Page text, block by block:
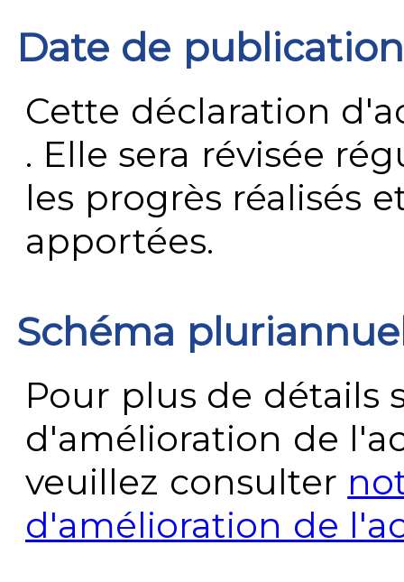
Date de publication
Cette déclaration
. Elle sera révisée
les progrès réalisés
apportées.
Schéma
Pour plus de détails
d'amélioration de
veuillez consulter
d'amélioration de